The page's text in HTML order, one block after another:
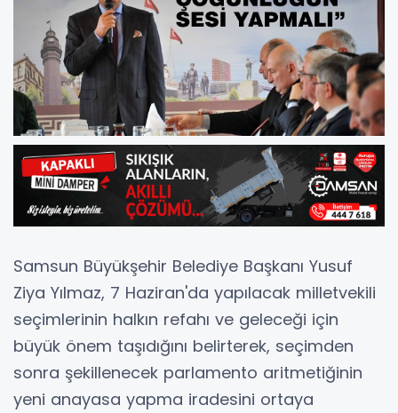
Samsun Büyükşehir Belediye Başkanı Yusuf
Ziya Yılmaz, 7 Haziran'da yapılacak milletvekili
seçimlerinin halkın refahı ve geleceği için
büyük önem taşıdığını belirterek, seçimden
sonra şekillenecek parlamento aritmetiğinin
yeni anayasa yapma iradesini ortaya